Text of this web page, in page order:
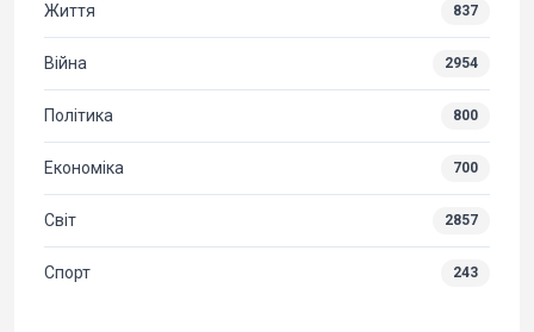
Життя 837
Війна 2954
Політика 800
Економіка 700
Світ 2857
Спорт 243